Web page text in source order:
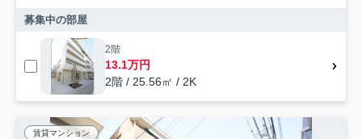
募集中の部屋
2階
13.1万円
2階 / 25.56㎡ / 2K
賃貸マンション